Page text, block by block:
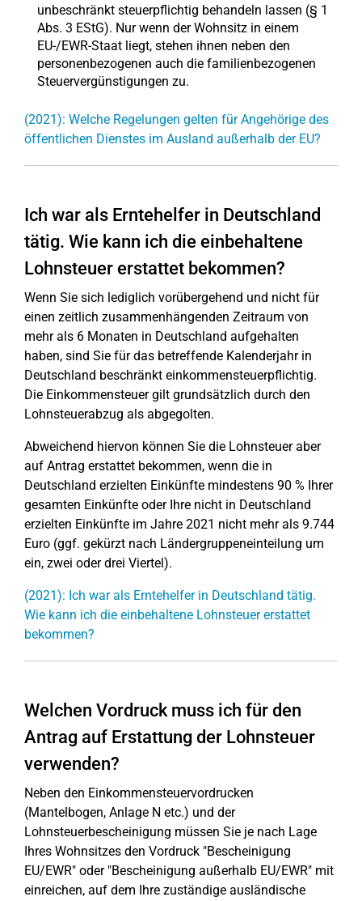
unbeschränkt steuerpflichtig behandeln lassen (§ 1
Abs. 3 EStG). Nur wenn der Wohnsitz in einem
EU-/EWR-Staat liegt, stehen ihnen neben den
personenbezogenen auch die familienbezogenen
Steuervergünstigungen zu.
(2021): Welche Regelungen gelten für Angehörige des
öffentlichen Dienstes im Ausland außerhalb der EU?
Ich war als Erntehelfer in Deutschland
tätig. Wie kann ich die einbehaltene
Lohnsteuer erstattet bekommen?
Wenn Sie sich lediglich vorübergehend und nicht für
einen zeitlich zusammenhängenden Zeitraum von
mehr als 6 Monaten in Deutschland aufgehalten
haben, sind Sie für das betreffende Kalenderjahr in
Deutschland beschränkt einkommensteuerpflichtig.
Die Einkommensteuer gilt grundsätzlich durch den
Lohnsteuerabzug als abgegolten.
Abweichend hiervon können Sie die Lohnsteuer aber
auf Antrag erstattet bekommen, wenn die in
Deutschland erzielten Einkünfte mindestens 90 % Ihrer
gesamten Einkünfte oder Ihre nicht in Deutschland
erzielten Einkünfte im Jahre 2021 nicht mehr als 9.744
Euro (ggf. gekürzt nach Ländergruppeneinteilung um
ein, zwei oder drei Viertel).
(2021): Ich war als Erntehelfer in Deutschland tätig.
Wie kann ich die einbehaltene Lohnsteuer erstattet
bekommen?
Welchen Vordruck muss ich für den
Antrag auf Erstattung der Lohnsteuer
verwenden?
Neben den Einkommensteuervordrucken
(Mantelbogen, Anlage N etc.) und der
Lohnsteuerbescheinigung müssen Sie je nach Lage
Ihres Wohnsitzes den Vordruck "Bescheinigung
EU/EWR" oder "Bescheinigung außerhalb EU/EWR" mit
einreichen, auf dem Ihre zuständige ausländische